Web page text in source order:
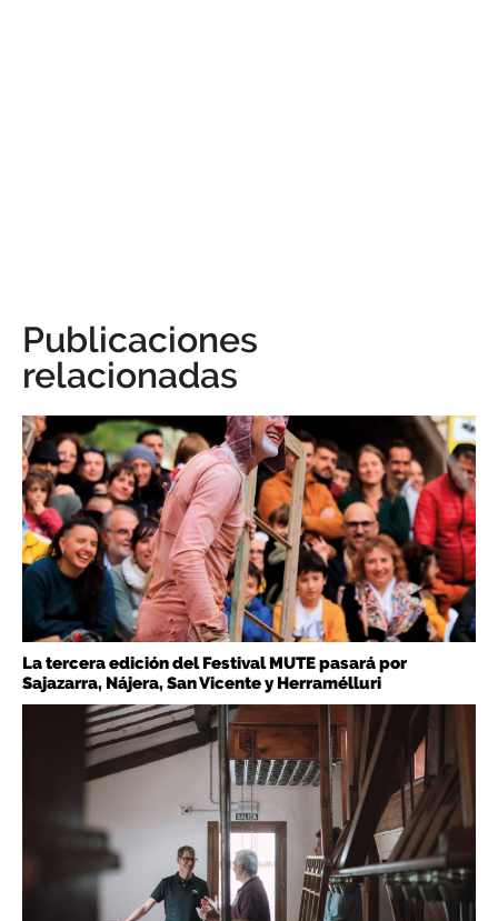
Publicaciones
relacionadas
La tercera edición del Festival MUTE pasará por
Sajazarra, Nájera, San Vicente y Herramélluri